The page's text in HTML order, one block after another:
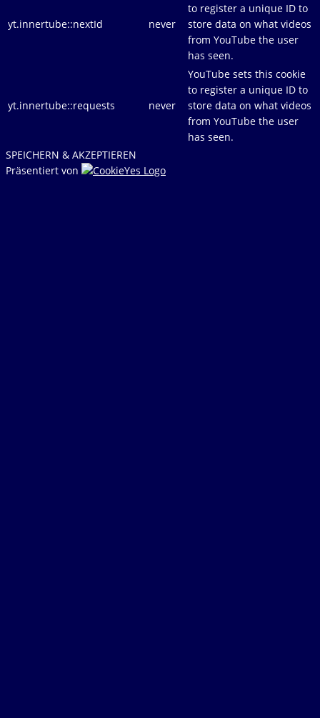
yt.innertube::nextId never
to register a unique ID to
store data on what videos
from YouTube the user
has seen.
yt.innertube::requests never
YouTube sets this cookie
to register a unique ID to
store data on what videos
from YouTube the user
has seen.
SPEICHERN & AKZEPTIEREN
Präsentiert von